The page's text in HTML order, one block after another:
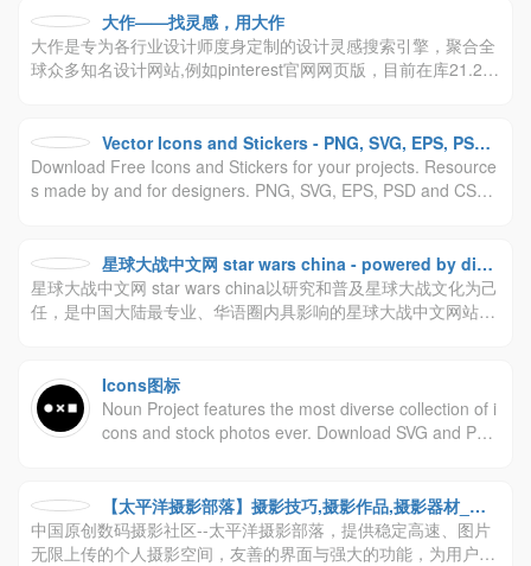
大作——找灵感，用大作
大作是专为各行业设计师度身定制的设计灵感搜索引擎，聚合全
球众多知名设计网站,例如pinterest官网网页版，目前在库21.2亿
配图、购买版权图、设计完稿，都可通过大作达成目的。
Vector Icons and Stickers - PNG, SVG, EPS, PSD a
nd CSS
Download Free Icons and Stickers for your projects. Resource
s made by and for designers. PNG, SVG, EPS, PSD and CSS f
星球大战中文网 star wars china - powered by disc
uz!
星球大战中文网 star wars china以研究和普及星球大战文化为己
任，是中国大陆最专业、华语圈内具影响的星球大战中文网站，
Icons图标
Noun Project features the most diverse collection of i
cons and stock photos ever. Download SVG and PN
【太平洋摄影部落】摄影技巧,摄影作品,摄影器材_中
国人气摄影博客_PConline
中国原创数码摄影社区--太平洋摄影部落，提供稳定高速、图片
无限上传的个人摄影空间，友善的界面与强大的功能，为用户提